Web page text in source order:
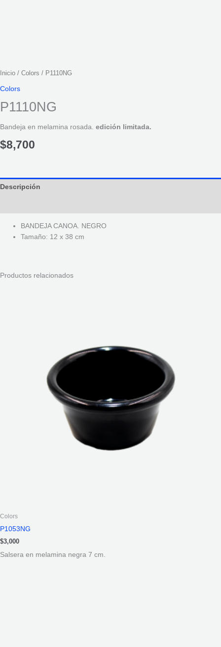
Inicio / Colors / P1110NG
Colors
P1110NG
Bandeja en melamina rosada. edición limitada.
$8,700
Descripción
BANDEJA CANOA. NEGRO
Tamaño: 12 x 38 cm
Productos relacionados
Colors
P1053NG
$3,000
Salsera en melamina negra 7 cm.